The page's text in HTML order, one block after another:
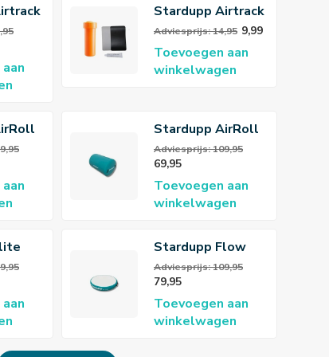
Stardupp Airtrack
Repair Kit
Adviesprijs: 14,95 9,99
Toevoegen aan
winkelwagen
Stardupp AirRoll
100x60 cm
Adviesprijs: 109,95
69,95
Toevoegen aan
winkelwagen
Stardupp Flow
Airspot
Adviesprijs: 109,95
79,95
Toevoegen aan
winkelwagen